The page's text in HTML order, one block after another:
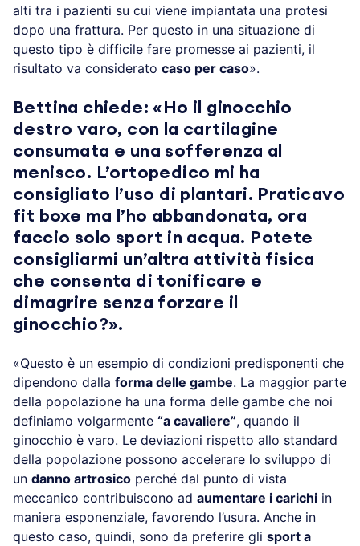
alti tra i pazienti su cui viene impiantata una protesi
dopo una frattura. Per questo in una situazione di
questo tipo è difficile fare promesse ai pazienti, il
risultato va considerato caso per caso».
Bettina chiede: «Ho il ginocchio
destro varo, con la cartilagine
consumata e una sofferenza al
menisco. L’ortopedico mi ha
consigliato l’uso di plantari. Praticavo
fit boxe ma l’ho abbandonata, ora
faccio solo sport in acqua. Potete
consigliarmi un’altra attività fisica
che consenta di tonificare e
dimagrire senza forzare il
ginocchio?».
«Questo è un esempio di condizioni predisponenti che
dipendono dalla forma delle gambe. La maggior parte
della popolazione ha una forma delle gambe che noi
definiamo volgarmente “a cavaliere”, quando il
ginocchio è varo. Le deviazioni rispetto allo standard
della popolazione possono accelerare lo sviluppo di
un danno artrosico perché dal punto di vista
meccanico contribuiscono ad aumentare i carichi in
maniera esponenziale, favorendo l’usura. Anche in
questo caso, quindi, sono da preferire gli sport a